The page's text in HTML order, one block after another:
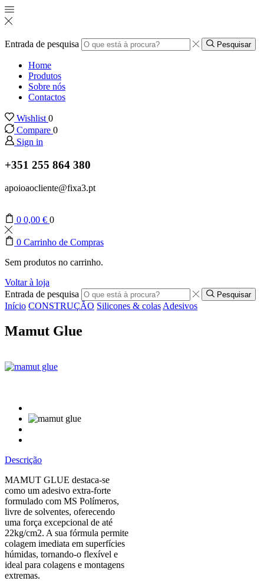
Entrada de pesquisa Pesquisar
Home
Produtos
Sobre nós
Contactos
Wishlist 0
Compare 0
Sign in
+351 255 864 380
apoioaocliente@fixa3.pt
0 0,00 € 0
0 Carrinho de Compras
Sem produtos no carrinho.
Voltar à loja
Entrada de pesquisa
Pesquisar
Início CONSTRUÇÃO Silicones & colas Adesivos
Mamut Glue
Descrição
MAMUT GLUE destaca-se
como um adesivo extra-forte
formulado com MS Polímeros,
livre de solventes, oferecendo
uma força excepcional de até
22kg/cm2. A sua fórmula permite
colagem imediata em superfícies
húmidas, tornando-o flexível e
ideal para colagens e montagens
extremas.